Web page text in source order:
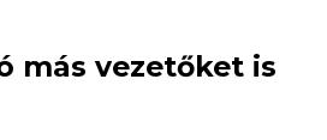
más vezetőket is